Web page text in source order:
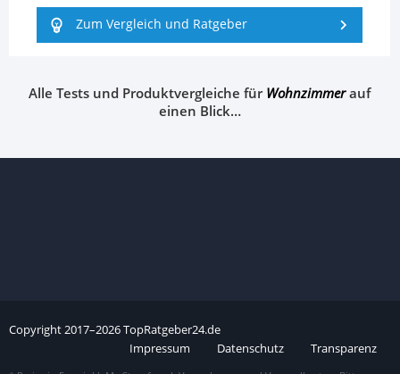
Zum Vergleich und Ratgeber
Alle Tests und Produktvergleiche fürWohnzimmerauf
einen Blick…
Copyright2017–2026TopRatgeber24.de
Impressum
Datenschutz Transparenz